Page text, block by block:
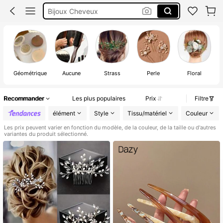
Bijoux Cheveux
Géométrique Aucune Strass Perle Floral
Recommander Les plus populaires Prix
Filtre
élément
Style Tissu/matériel Couleur
Les prix peuvent varier en fonction du modèle, de la couleur, de la taille ou d'autres
variantes du produit sélectionné.